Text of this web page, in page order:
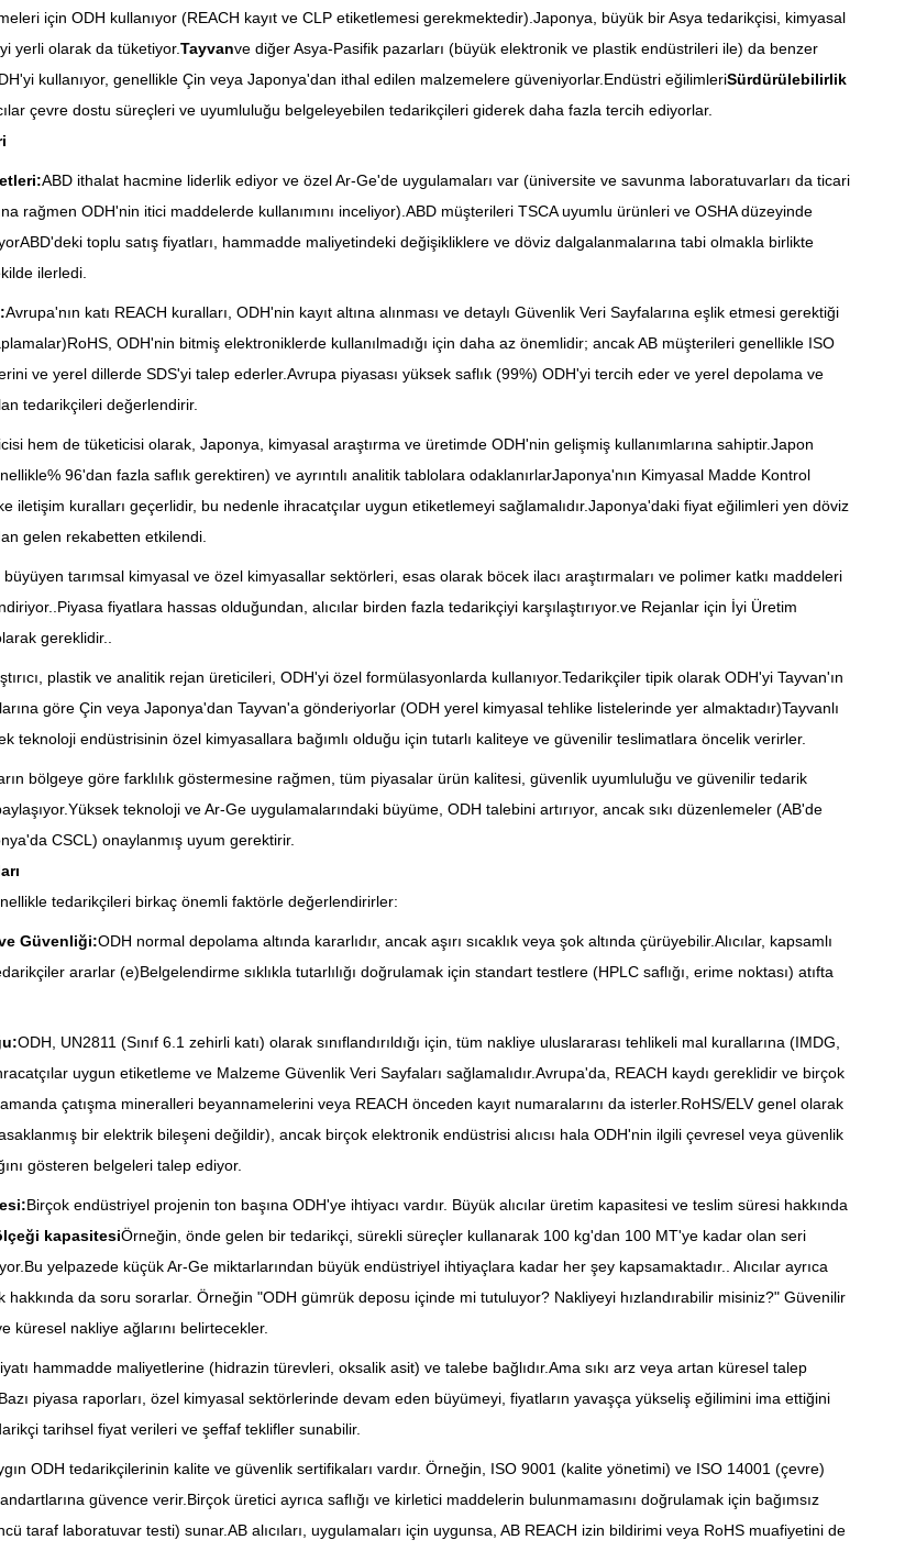
için ODH kullanıyor (REACH kayıt ve CLP etiketlemesi gerekmektedir).Japonya, büyük bir Asya tedarikçisi, kimyasal
yerli olarak da tüketiyor.Tayvanve diğer Asya-Pasifik pazarları (büyük elektronik ve plastik endüstrileri ile) da benzer
kullanıyor, genellikle Çin veya Japonya'dan ithal edilen malzemelere güveniyorlar.Endüstri eğilimleriSürdürülebilirlik
çevre dostu süreçleri ve uyumluluğu belgeleyebilen tedarikçileri giderek daha fazla tercih ediyorlar.
ABD ithalat hacmine liderlik ediyor ve özel Ar-Ge'de uygulamaları var (üniversite ve savunma laboratuvarları da ticari
rağmen ODH'nin itici maddelerde kullanımını inceliyor).ABD müşterileri TSCA uyumlu ürünleri ve OSHA düzeyinde
toplu satış fiyatları, hammadde maliyetindeki değişikliklere ve döviz dalgalanmalarına tabi olmakla birlikte
ilerledi.
Avrupa'nın katı REACH kuralları, ODH'nin kayıt altına alınması ve detaylı Güvenlik Veri Sayfalarına eşlik etmesi gerektiği
ODH'nin bitmiş elektroniklerde kullanılmadığı için daha az önemlidir; ancak AB müşterileri genellikle ISO
ve yerel dillerde SDS'yi talep ederler.Avrupa piyasası yüksek saflık (99%) ODH'yi tercih eder ve yerel depolama ve
tedarikçileri değerlendirir.
hem de tüketicisi olarak, Japonya, kimyasal araştırma ve üretimde ODH'nin gelişmiş kullanımlarına sahiptir.Japon
96'dan fazla saflık gerektiren) ve ayrıntılı analitik tablolara odaklanırlarJaponya'nın Kimyasal Madde Kontrol
iletişim kuralları geçerlidir, bu nedenle ihracatçılar uygun etiketlemeyi sağlamalıdır.Japonya'daki fiyat eğilimleri yen döviz
gelen rekabetten etkilendi.
büyüyen tarımsal kimyasal ve özel kimyasallar sektörleri, esas olarak böcek ilacı araştırmaları ve polimer katkı maddeleri
fiyatlara hassas olduğundan, alıcılar birden fazla tedarikçiyi karşılaştırıyor.ve Rejanlar için İyi Üretim
gereklidir..
plastik ve analitik rejan üreticileri, ODH'yi özel formülasyonlarda kullanıyor.Tedarikçiler tipik olarak ODH'yi Tayvan'ın
göre Çin veya Japonya'dan Tayvan'a gönderiyorlar (ODH yerel kimyasal tehlike listelerinde yer almaktadır)Tayvanlı
teknoloji endüstrisinin özel kimyasallara bağımlı olduğu için tutarlı kaliteye ve güvenilir teslimatlara öncelik verirler.
bölgeye göre farklılık göstermesine rağmen, tüm piyasalar ürün kalitesi, güvenlik uyumluluğu ve güvenilir tedarik
teknoloji ve Ar-Ge uygulamalarındaki büyüme, ODH talebini artırıyor, ancak sıkı düzenlemeler (AB'de
CSCL) onaylanmış uyum gerektirir.
tedarikçileri birkaç önemli faktörle değerlendirirler:
ve Güvenliği:ODH normal depolama altında kararlıdır, ancak aşırı sıcaklık veya şok altında çürüyebilir.Alıcılar, kapsamlı
ararlar (e)Belgelendirme sıklıkla tutarlılığı doğrulamak için standart testlere (HPLC saflığı, erime noktası) atıfta
ODH, UN2811 (Sınıf 6.1 zehirli katı) olarak sınıflandırıldığı için, tüm nakliye uluslararası tehlikeli mal kurallarına (IMDG,
uygun etiketleme ve Malzeme Güvenlik Veri Sayfaları sağlamalıdır.Avrupa'da, REACH kaydı gereklidir ve birçok
çatışma mineralleri beyannamelerini veya REACH önceden kayıt numaralarını da isterler.RoHS/ELV genel olarak
bir elektrik bileşeni değildir), ancak birçok elektronik endüstrisi alıcısı hala ODH'nin ilgili çevresel veya güvenlik
gösteren belgeleri talep ediyor.
Birçok endüstriyel projenin ton başına ODH'ye ihtiyacı vardır. Büyük alıcılar üretim kapasitesi ve teslim süresi hakkında
kapasitesiÖrneğin, önde gelen bir tedarikçi, sürekli süreçler kullanarak 100 kg'dan 100 MT'ye kadar olan seri
yelpazede küçük Ar-Ge miktarlarından büyük endüstriyel ihtiyaçlara kadar her şey kapsamaktadır.. Alıcılar ayrıca
hakkında da soru sorarlar. Örneğin "ODH gümrük deposu içinde mi tutuluyor? Nakliyeyi hızlandırabilir misiniz?" Güvenilir
küresel nakliye ağlarını belirtecekler.
hammadde maliyetlerine (hidrazin türevleri, oksalik asit) ve talebe bağlıdır.Ama sıkı arz veya artan küresel talep
piyasa raporları, özel kimyasal sektörlerinde devam eden büyümeyi, fiyatların yavaşça yükseliş eğilimini ima ettiğini
tarihsel fiyat verileri ve şeffaf teklifler sunabilir.
ODH tedarikçilerinin kalite ve güvenlik sertifikaları vardır. Örneğin, ISO 9001 (kalite yönetimi) ve ISO 14001 (çevre)
güvence verir.Birçok üretici ayrıca saflığı ve kirletici maddelerin bulunmamasını doğrulamak için bağımsız
taraf laboratuvar testi) sunar.AB alıcıları, uygulamaları için uygunsa, AB REACH izin bildirimi veya RoHS muafiyetini de